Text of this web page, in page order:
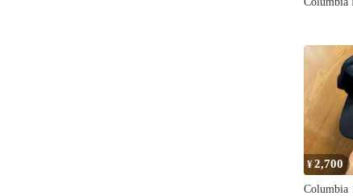
¥2,700
Columbia